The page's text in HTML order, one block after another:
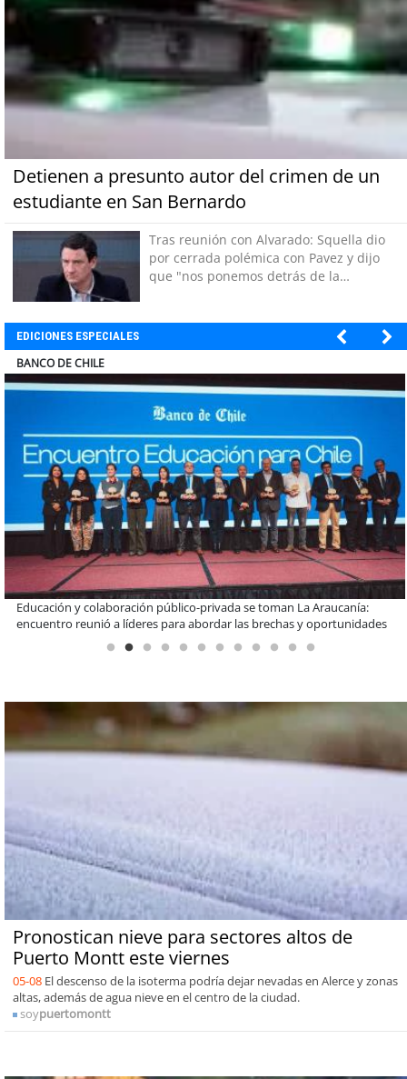
Detienen a presunto autor del crimen de un
estudiante en San Bernardo
Tras reunión con Alvarado: Squella dio
por cerrada polémica con Pavez y dijo
que "nos ponemos detrás de la
EDICIONES ESPECIALES
ELECTROLUX
Claves para comprar electrodomésticos durante el Black Sale
Pronostican nieve para sectores altos de
Puerto Montt este viernes
05-08 El descenso de la isoterma podría dejar nevadas en Alerce y zonas
altas, además de agua nieve en el centro de la ciudad.
soypuertomontt